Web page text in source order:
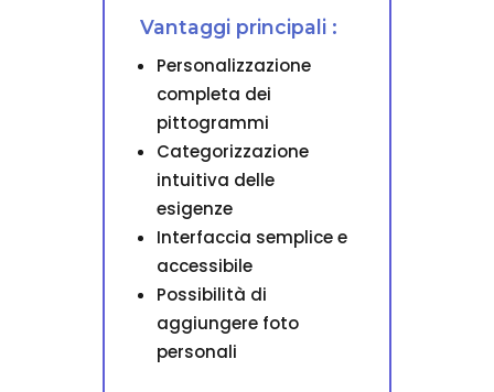
Vantaggi principali :
Personalizzazione
completa dei
pittogrammi
Categorizzazione
intuitiva delle
esigenze
Interfaccia semplice e
accessibile
Possibilità di
aggiungere foto
personali